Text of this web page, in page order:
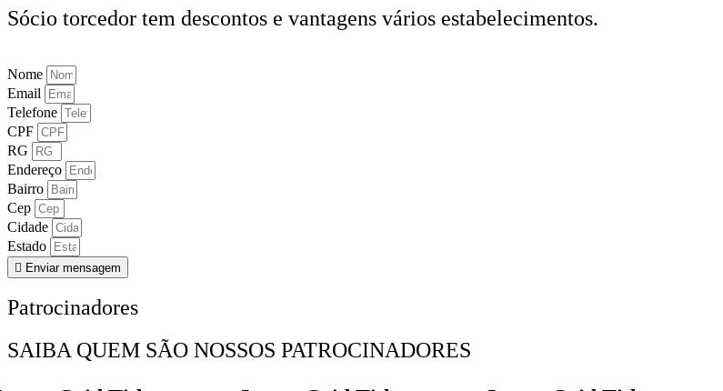
Sócio torcedor tem descontos e vantagens vários estabelecimentos.
Nome
Email
Telefone
CPF
RG
Endereço
Bairro
Cep
Cidade
Estado
Enviar mensagem
Patrocinadores
SAIBA QUEM SÃO NOSSOS PATROCINADORES